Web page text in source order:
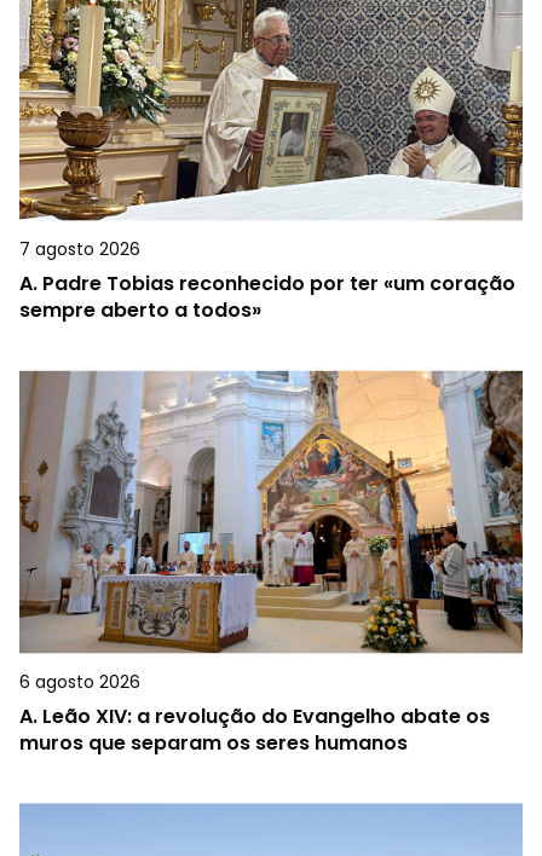
7 agosto 2026
A. Padre Tobias reconhecido por ter «um coração
sempre aberto a todos»
6 agosto 2026
A. Leão XIV: a revolução do Evangelho abate os
muros que separam os seres humanos